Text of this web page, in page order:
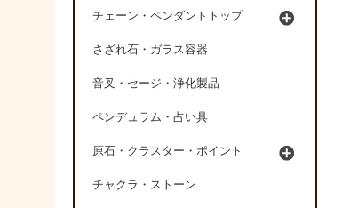
チェーン・ペンダントトップ
さざれ石・ガラス容器
音叉・セージ・浄化製品
ペンデュラム・占い具
原石・クラスター・ポイント
チャクラ・ストーン